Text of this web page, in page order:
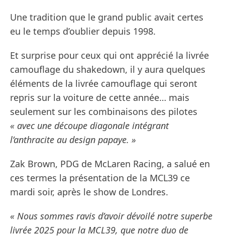
Une tradition que le grand public avait certes
eu le temps d’oublier depuis 1998.
Et surprise pour ceux qui ont apprécié la livrée
camouflage du shakedown, il y aura quelques
éléments de la livrée camouflage qui seront
repris sur la voiture de cette année… mais
seulement sur les combinaisons des pilotes
« avec une découpe diagonale intégrant
l’anthracite au design papaye. »
Zak Brown, PDG de McLaren Racing, a salué en
ces termes la présentation de la MCL39 ce
mardi soir, après le show de Londres.
« Nous sommes ravis d’avoir dévoilé notre superbe
livrée 2025 pour la MCL39, que notre duo de